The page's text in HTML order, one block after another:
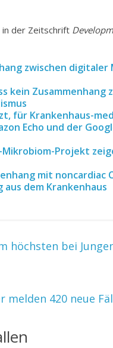
der Zeitschrift
zwischen
kein Zusammenhang
für Krankenhaus-
Echo und der
Mikrobiom-Projekt
mit
dem Krankenhaus
höchsten bei
melden 420 neue